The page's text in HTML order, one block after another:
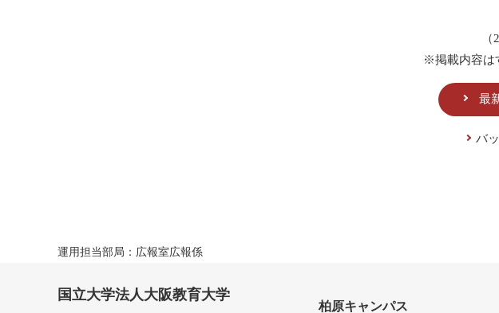
※掲載内容は
最
バ
運用担当部局：広報室広報係
国立大学法人大阪教育大学
柏原キャンパス